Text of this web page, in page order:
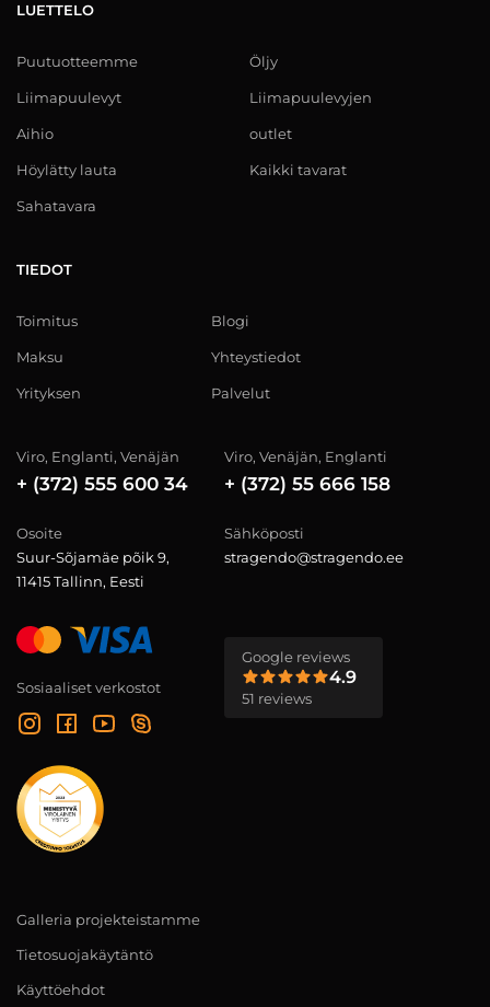
LUETTELO
Puutuotteemme
Liimapuulevyt
Aihio
Höylätty lauta
Sahatavara
Öljy
Liimapuulevyjen
outlet
Kaikki tavarat
TIEDOT
Toimitus
Maksu
Yrityksen
Blogi
Yhteystiedot
Palvelut
Viro, Englanti, Venäjän
+ (372) 555 600 34
Viro, Venäjän, Englanti
+ (372) 55 666 158
Osoite
Suur-Sõjamäe põik 9,
11415 Tallinn, Eesti
Sähköposti
stragendo@stragendo.ee
Sosiaaliset verkostot
Google reviews
4.9
51 reviews
Galleria projekteistamme
Tietosuojakäytäntö
Käyttöehdot